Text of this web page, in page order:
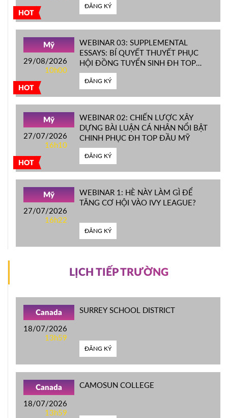
HOT
ĐĂNG KÝ
HOT
Mỹ
29/08/2026
10h00
WEBINAR 03: SUPPLEMENTAL
ESSAYS: BÍ QUYẾT THUYẾT PHỤC
HỘI ĐỒNG TUYỂN SINH ĐH TOP
ĐẦU MỸ
ĐĂNG KÝ
HOT
Mỹ
27/07/2026
16h10
WEBINAR 02: CHIẾN LƯỢC XÂY
DỰNG BÀI LUẬN CÁ NHÂN NỔI BẬT
CHINH PHỤC ĐH TOP ĐẦU MỸ
ĐĂNG KÝ
Mỹ
27/07/2026
16h22
WEBINAR 1: HÈ NÀY LÀM GÌ ĐỂ
TĂNG CƠ HỘI VÀO IVY LEAGUE?
ĐĂNG KÝ
LỊCH TIẾP TRƯỜNG
Canada
18/07/2026
13h59
SURREY SCHOOL DISTRICT
ĐĂNG KÝ
Canada
18/07/2026
13h59
CAMOSUN COLLEGE